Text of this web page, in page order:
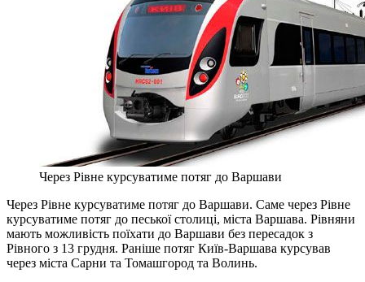
Через Рівне курсуватиме потяг до Варшави
Через Рівне курсуватиме потяг до Варшави. Саме через Рівне
курсуватиме потяг до песької столиці, міста Варшава. Рівняни
мають можливість поїхати до Варшави без пересадок з
Рівного з 13 грудня. Раніше потяг Київ-Варшава курсував
через міста Сарни та Томашгород та Волинь.